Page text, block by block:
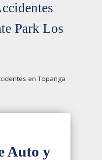
Park Los
en Topanga
Auto y